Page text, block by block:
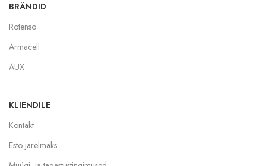
BRÄNDID
Rotenso
Armacell
AUX
KLIENDILE
Kontakt
Esto järelmaks